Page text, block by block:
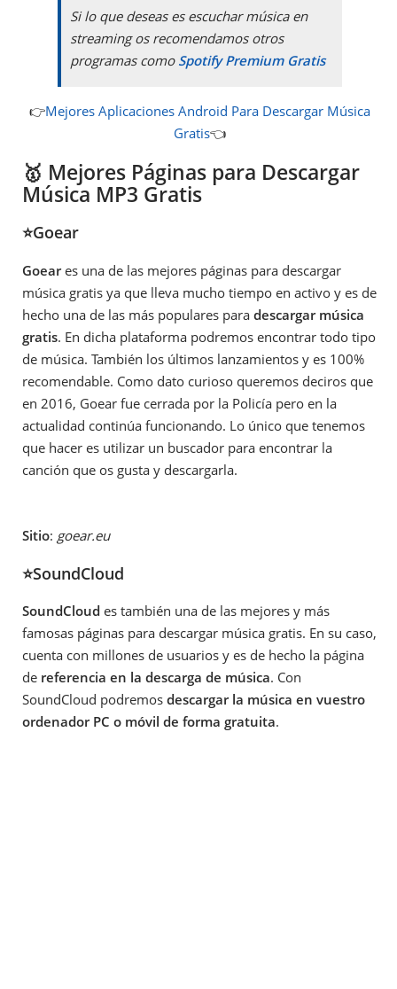
Si lo que deseas es escuchar música en
streaming os recomendamos otros
programas como Spotify Premium Gratis
👉Mejores Aplicaciones Android Para Descargar Música
Gratis👈
🥇 Mejores Páginas para Descargar
Música MP3 Gratis
⭐Goear
Goeares una de las mejores páginas para descargar
música gratis ya que lleva mucho tiempo en activo y es de
hecho una de las más populares para descargar música
gratis. En dicha plataforma podremos encontrar todo tipo
de música. También los últimos lanzamientos y es 100%
recomendable. Como dato curioso queremos deciros que
en 2016, Goear fue cerrada por la Policía pero en la
actualidad continúa funcionando. Lo único que tenemos
que hacer es utilizar un buscador para encontrar la
canción que os gusta y descargarla.
Sitio: goear.eu
⭐SoundCloud
SoundCloud es también una de las mejores y más
famosas páginas para descargar música gratis. En su caso,
cuenta con millones de usuarios y es de hecho la página
de referencia en la descarga de música. Con
SoundCloud podremos descargar la música en vuestro
ordenador PC o móvil de forma gratuita.